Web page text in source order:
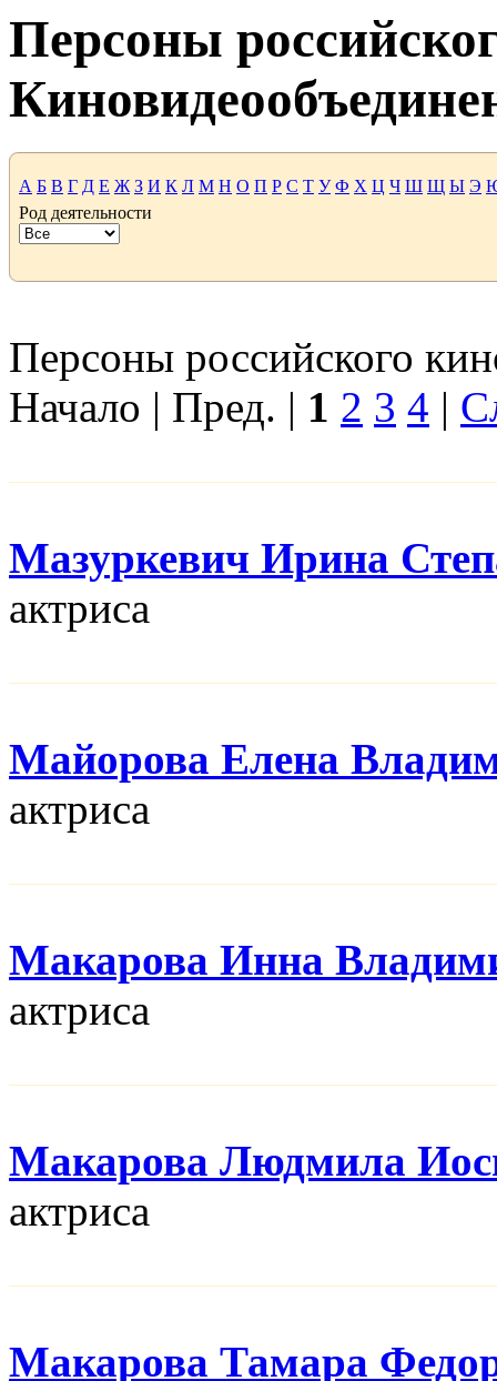
Персоны
А Б В Г Д Е Ж З И К Л М Н О П Р С Т У Ф Х Ц Ч Ш Щ Ы Э
Род деятельности
Персоны российского
Начало | Пред. | 1 2 3 4 |
Мазуркевич Ирина
актриса
Майорова Елена
актриса
Макарова Инна
актриса
Макарова Людмила
актриса
Макарова Тамара